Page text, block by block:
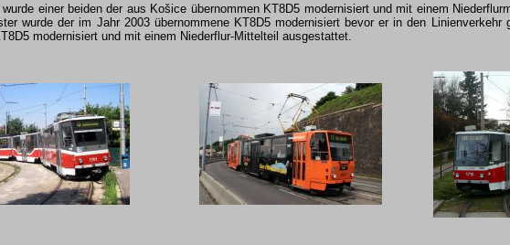
einer beiden der aus Košice übernommen KT8D5 modernisiert und mit einem
wurde der im Jahr 2003 übernommene KT8D5 modernisiert bevor er in den Linienverkehr
modernisiert und mit einem Niederflur-Mittelteil ausgestattet.